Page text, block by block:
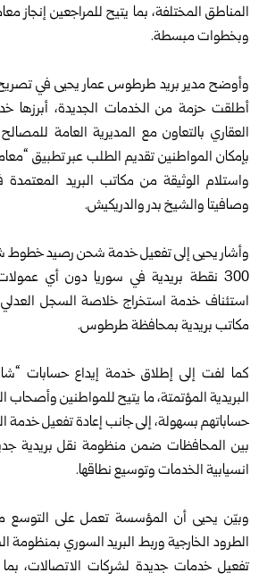
المناطق المختلفة، بما يتيح للمراجعين إنجاز
وبخطوات مبسطة.
وأوضح مدير بريد طرطوس عمار يحيى في
أطلقت حزمة من الخدمات الجديدة، أبرزها
العقاري بالتعاون مع المديرية العامة
بإمكان المواطنين تقديم الطلب عبر تطبيق
واستلام الوثيقة من مكاتب البريد
وصافيتا والشيخ بدر والدريكيش.
300 نقطة بريدية في سوريا دون أي
استئناف خدمة استخراج خلاصة السجل
مكاتب بريدية بمحافظة طرطوس.
كما لفت إلى إطلاق خدمة إيداع حسابات
البريدية المؤتمتة، ما يتيح للمواطنين وأصحاب
حساباتهم بسهولة، إلى جانب إعادة تفعيل خدمة
بين المحافظات ضمن منظومة نقل بريدية
انسيابية الخدمات وتوسيع نطاقها.
وبيّن يحيى أن المؤسسة تعمل على التوسع
الطرود الخارجية وربط البريد السوري بمنظومة
تفعيل خدمات جديدة لشركات الاتصالات، بما